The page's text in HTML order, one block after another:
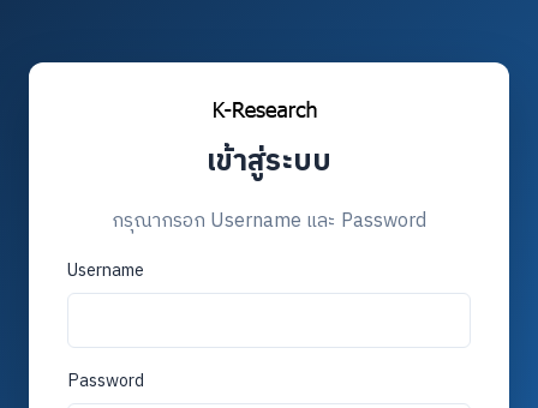
เข้าสู่ระบบ
กรุณากรอก Username และ Password
Username
Password